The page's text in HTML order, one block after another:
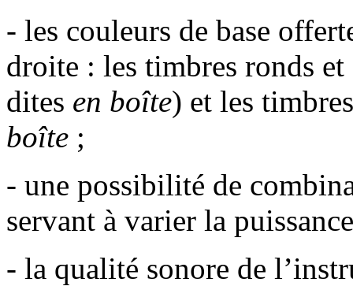
- les couleurs de base
droite : les timbres ronds
dites en boîte) et les
boîte ;
- une possibilité de
servant à varier la
- la qualité sonore de